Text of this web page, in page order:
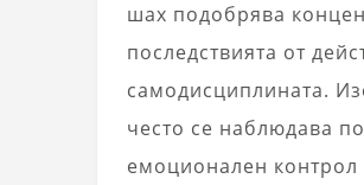
шах подобрява
последствията от
самодисциплината.
често се наблюдава
емоционален контрол